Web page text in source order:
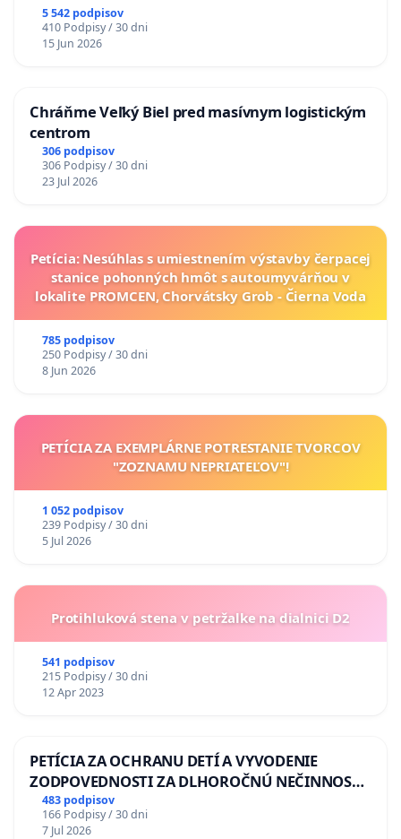
5 542 podpisov
410 Podpisy / 30 dni
15 Jun 2026
Chráňme Veľký Biel pred masívnym logistickým
centrom
306 podpisov
306 Podpisy / 30 dni
23 Jul 2026
Petícia: Nesúhlas s umiestnením výstavby čerpacej
stanice pohonných hmôt s autoumyvárňou v
lokalite PROMCEN, Chorvátsky Grob - Čierna Voda
785 podpisov
250 Podpisy / 30 dni
8 Jun 2026
PETÍCIA ZA EXEMPLÁRNE POTRESTANIE TVORCOV
"ZOZNAMU NEPRIATEĽOV"!
1 052 podpisov
239 Podpisy / 30 dni
5 Jul 2026
Protihluková stena v petržalke na dialnici D2
541 podpisov
215 Podpisy / 30 dni
12 Apr 2023
PETÍCIA ZA OCHRANU DETÍ A VYVODENIE
ZODPOVEDNOSTI ZA DLHOROČNÚ NEČINNOSŤ
A ZLYHANIE ŠTÁTU
483 podpisov
166 Podpisy / 30 dni
7 Jul 2026